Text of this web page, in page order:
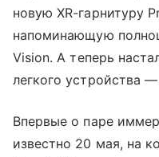
новую XR-гарнитуру
напоминающую
Vision. А теперь
легкого устройства
Впервые о паре
известно 20 мая, на